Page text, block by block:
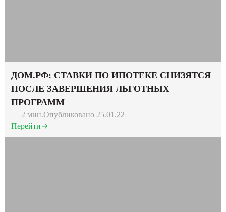
ДОМ.РФ: СТАВКИ ПО ИПОТЕКЕ СНИЗЯТСЯ
ПОСЛЕ ЗАВЕРШЕНИЯ ЛЬГОТНЫХ
ПРОГРАММ
2 мин.Опубликовано 25.01.22
Перейти